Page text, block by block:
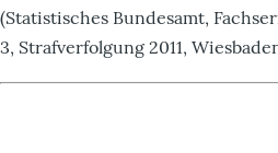
(Statistisches Bundesamt,
3, Strafverfolgung 2011,